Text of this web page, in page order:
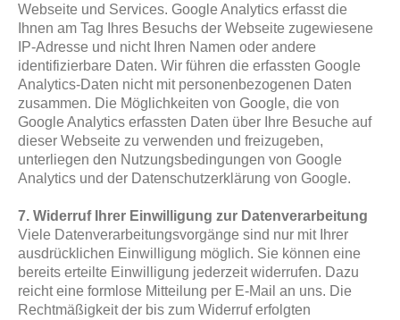
Webseite und Services. Google Analytics erfasst die
Ihnen am Tag Ihres Besuchs der Webseite zugewiesene
IP-Adresse und nicht Ihren Namen oder andere
identifizierbare Daten. Wir führen die erfassten Google
Analytics-Daten nicht mit personenbezogenen Daten
zusammen. Die Möglichkeiten von Google, die von
Google Analytics erfassten Daten über Ihre Besuche auf
dieser Webseite zu verwenden und freizugeben,
unterliegen den Nutzungsbedingungen von Google
Analytics und der Datenschutzerklärung von Google.
7. Widerruf Ihrer Einwilligung zur Datenverarbeitung
Viele Datenverarbeitungsvorgänge sind nur mit Ihrer
ausdrücklichen Einwilligung möglich. Sie können eine
bereits erteilte Einwilligung jederzeit widerrufen. Dazu
reicht eine formlose Mitteilung per E-Mail an uns. Die
Rechtmäßigkeit der bis zum Widerruf erfolgten